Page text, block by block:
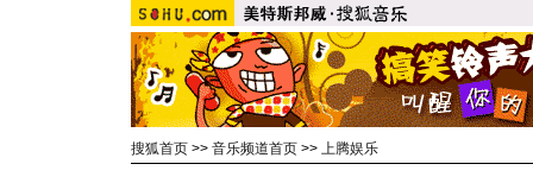
搜狐首页 >> 音乐频道首页 >> 上腾娱乐